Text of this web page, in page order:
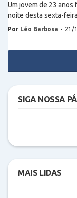
Um jovem de 23
noite desta sexta-
Por Léo Barbosa - 21/
SIGA NOSSA
MAIS LIDAS